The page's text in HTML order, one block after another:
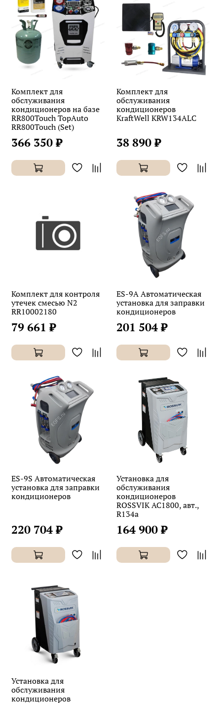
Комплект для
обслуживания
кондиционеров на базе
RR800Touch TopAuto
RR800Touch (Set)
366 350 ₽
Комплект для
обслуживания
кондиционеров
KraftWell KRW134ALC
38 890 ₽
Комплект для контроля
утечек смесью N2
RR10002180
79 661 ₽
ES-9A Автоматическая
установка для заправки
кондиционеров
201 504 ₽
ES-9S Автоматическая
установка для заправки
кондиционеров
220 704 ₽
Установка для
обслуживания
кондиционеров
ROSSVIK AC1800, авт.,
R134a
164 900 ₽
Установка для
обслуживания
кондиционеров